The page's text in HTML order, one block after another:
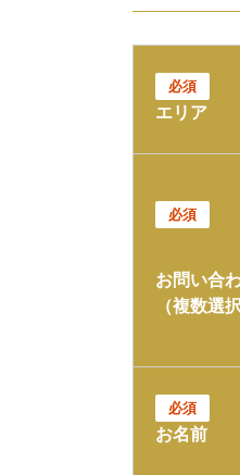
必須
エリア
必須
お問い合
（複数選
必須
お名前